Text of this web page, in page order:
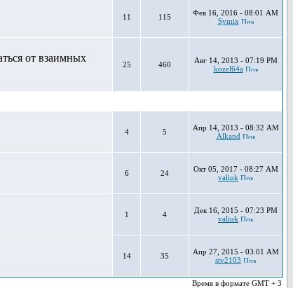
11 115
Фев 16, 2016 - 08:01 AM
Symix
от взаимных
25 460
Авг 14, 2013 - 07:19 PM
kozel64a
4 5
Апр 14, 2013 - 08:32 AM
Alkand
6 24
Окт 05, 2017 - 08:27 AM
valiuk
1 4
Дек 16, 2015 - 07:23 PM
valiuk
14 35
Апр 27, 2015 - 03:01 AM
stv2103
Время в формате GMT + 3